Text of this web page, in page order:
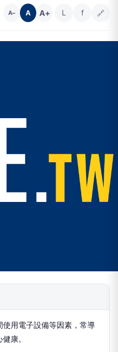
A− A A+ L f 🔗
用電子設備等因素，常導
康。